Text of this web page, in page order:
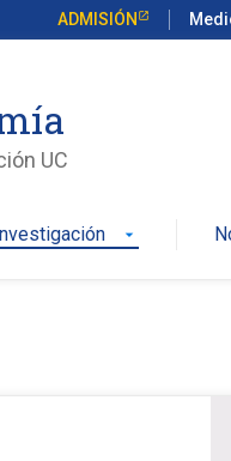
ADMISIÓN
UC
arrow_drop_down